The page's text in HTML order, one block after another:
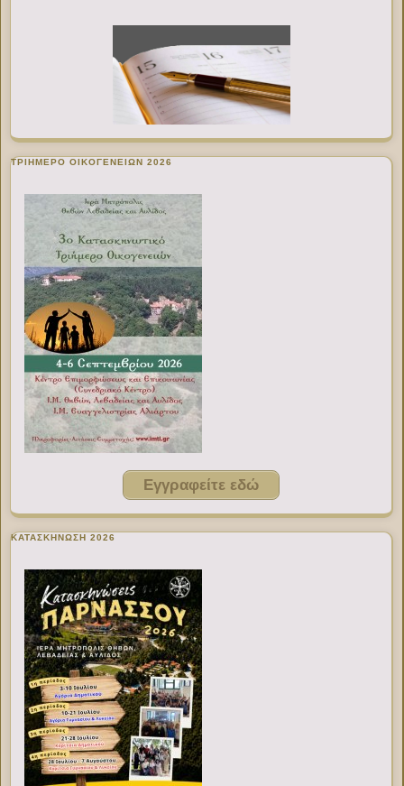
ΤΡΙΗΜΕΡΟ ΟΙΚΟΓΕΝΕΙΩΝ 2026
Εγγραφείτε εδώ
ΚΑΤΑΣΚΗΝΩΣΗ 2026